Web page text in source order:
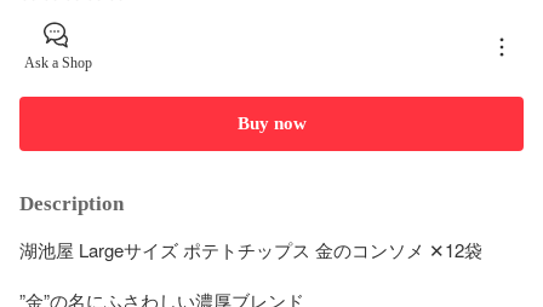
Ask a Shop
Buy now
Description
湖池屋 Largeサイズ ポテトチップス 金のコンソメ ✕12袋
”金”の名にふさわしい濃厚ブレンド